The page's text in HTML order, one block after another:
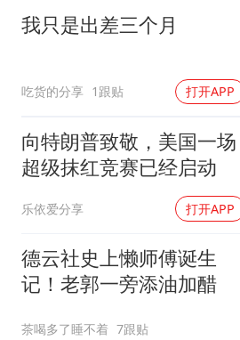
我只是出差三个月
吃货的分享 1跟贴 打开APP
向特朗普致敬，美国一场
超级抹红竞赛已经启动
乐依爱分享 打开APP
德云社史上懒师傅诞生
记！老郭一旁添油加醋
茶喝多了睡不着 7跟贴